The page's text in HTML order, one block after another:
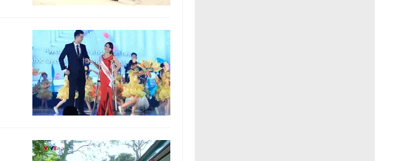
Công nghệ
Hitech Công nghệ tương lai
Sản phẩm
Thị trường
Tư vấn